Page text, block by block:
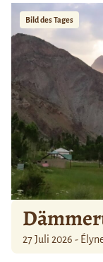
Bild des Tages
27 Juli 2026 -